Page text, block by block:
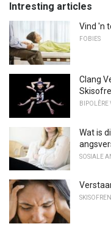
Intresting articles
Vind 'n
FOBIES
Clang
BIPOLÊRE
Wat is
SOSIALE